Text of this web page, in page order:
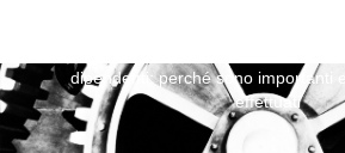
dipendenti: perché sono importanti
effettuati